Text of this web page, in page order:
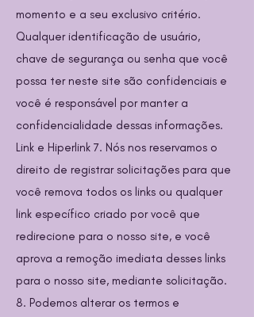
momento e a seu exclusivo critério.
Qualquer identificação de usuário,
chave de segurança ou senha que você
possa ter neste site são confidenciais e
você é responsável por manter a
confidencialidade dessas informações.
Link e Hiperlink 7. Nós nos reservamos o
direito de registrar solicitações para que
você remova todos os links ou qualquer
link específico criado por você que
redirecione para o nosso site, e você
aprova a remoção imediata desses links
para o nosso site, mediante solicitação.
8. Podemos alterar os termos e